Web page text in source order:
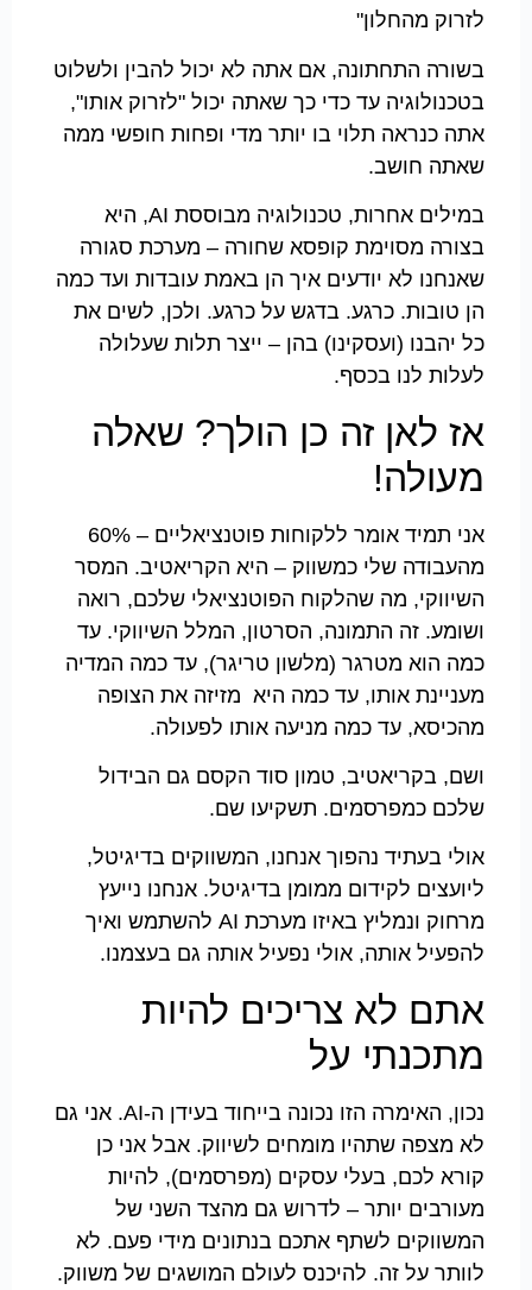
לזרוק מהחלון"
בשורה התחתונה, אם אתה לא יכול להבין ולשלוט
בטכנולוגיה עד כדי כך שאתה יכול "לזרוק אותו",
אתה כנראה תלוי בו יותר מדי ופחות חופשי ממה
שאתה חושב.
במילים אחרות, טכנולוגיה מבוססת AI, היא
בצורה מסוימת קופסא שחורה – מערכת סגורה
שאנחנו לא יודעים איך הן באמת עובדות ועד כמה
הן טובות. כרגע. בדגש על כרגע. ולכן, לשים את
כל יהבנו (ועסקינו) בהן – ייצר תלות שעלולה
לעלות לנו בכסף.
אז לאן זה כן הולך? שאלה
מעולה!
אני תמיד אומר ללקוחות פוטנציאליים – 60%
מהעבודה שלי כמשווק – היא הקריאטיב. המסר
השיווקי, מה שהלקוח הפוטנציאלי שלכם, רואה
ושומע. זה התמונה, הסרטון, המלל השיווקי. עד
כמה הוא מטרגר (מלשון טריגר), עד כמה המדיה
מעניינת אותו, עד כמה היא מזיזה את הצופה
מהכיסא, עד כמה מניעה אותו לפעולה.
ושם, בקריאטיב, טמון סוד הקסם גם הבידול
שלכם כמפרסמים. תשקיעו שם.
אולי בעתיד נהפוך אנחנו, המשווקים בדיגיטל,
ליועצים לקידום ממומן בדיגיטל. אנחנו נייעץ
מרחוק ונמליץ באיזו מערכת AI להשתמש ואיך
להפעיל אותה, אולי נפעיל אותה גם בעצמנו.
אתם לא צריכים להיות
מתכנתי על
נכון, האימרה הזו נכונה בייחוד בעידן ה-AI. אני גם
לא מצפה שתהיו מומחים לשיווק. אבל אני כן
קורא לכם, בעלי עסקים (מפרסמים), להיות
מעורבים יותר – לדרוש גם מהצד השני של
המשווקים לשתף אתכם בנתונים מידי פעם. לא
לוותר על זה. להיכנס לעולם המושגים של משווק.